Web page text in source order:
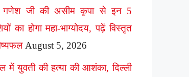
गणेश जी की असीम कृपा से इन 5
का होगा महा-भाग्योदय, पढ़ें विस्तृत
August 5, 2026
में युवती की हत्या की आशंका, दिल्ली